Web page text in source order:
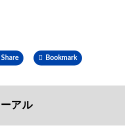
Share Bookmark
アル